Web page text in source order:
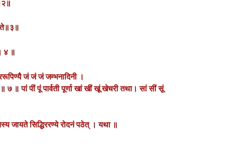
ते॥३॥
४ ॥
जं जं जं जम्भनादिनी ।
॥ पां पीं पूं पार्वती पूर्णा खां खीं खूं खेचरी तथा। सां सीं सूं
जायते सिद्धिररण्ये रोदनं पठेत् । यथा ॥